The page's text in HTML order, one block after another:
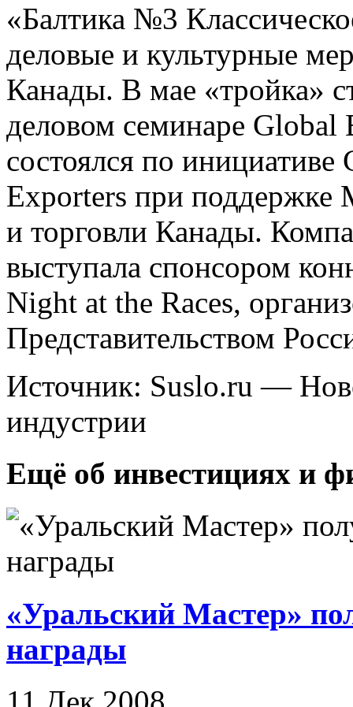
«Балтика №3
деловые и культурные
Канады. В мае «тройка»
деловом семинаре Global
состоялся по
Exporters при поддержке
и торговли Канады.
выступала спонсором
Night at the Races,
Представительством
Источник: Suslo.ru —
индустрии
Ещё об инвестициях и
«Уральский Мастер»
награды